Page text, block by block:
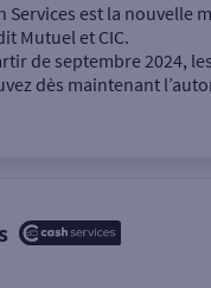
Retrait de billets €
Services est la nouvelle
Mutuel et CIC.
de septembre 2024,
dès maintenant